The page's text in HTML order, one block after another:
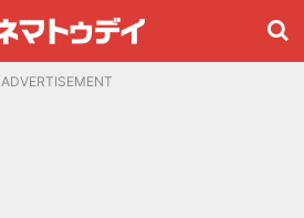
ADVERTISEMENT